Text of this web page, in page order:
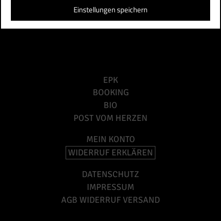
Einstellungen speichern
EPK
BOOKING
BIO
POST VOM HERZEN
MEIN KONTO
WIDERRUF ERKLÄREN
DATENSCHUTZ
IMPRESSUM
AGB WIDERRUF VERSAND